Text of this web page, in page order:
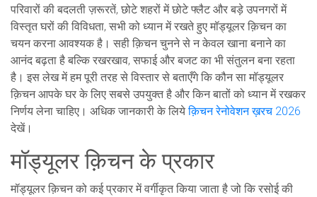
परिवारों की बदलती ज़रूरतें, छोटे शहरों में छोटे फ्लैट और बड़े उपनगरों में
विस्तृत घरों की विविधता, सभी को ध्यान में रखते हुए मॉड्यूलर क़िचन का
चयन करना आवश्यक है। सही क़िचन चुनने से न केवल खाना बनाने का
आनंद बढ़ता है बल्कि रखरखाव, सफाई और बजट का भी संतुलन बना रहता
है। इस लेख में हम पूरी तरह से विस्तार से बताएँगे कि कौन सा मॉड्यूलर
क़िचन आपके घर के लिए सबसे उपयुक्त है और किन बातों को ध्यान में रखकर
निर्णय लेना चाहिए। अधिक जानकारी के लियेक़िचन रेनोवेशन ख़रच 2026
देखें।
मॉड्यूलर क़िचन के प्रकार
मॉड्यूलर क़िचन को कई प्रकार में वर्गीकृत किया जाता है जो कि रसोई की